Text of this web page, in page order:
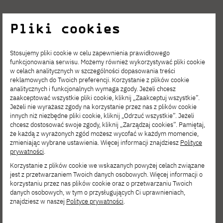
Zobacz inne
SIE 06, 2026
Pliki cookies
Stosujemy pliki cookie w celu zapewnienia prawidłowego
funkcjonowania serwisu. Możemy również wykorzystywać pliki cookie
w celach analitycznych w szczególności dopasowania treści
reklamowych do Twoich preferencji. Korzystanie z plików cookie
analitycznych i funkcjonalnych wymaga zgody. Jeżeli chcesz
zaakceptować wszystkie pliki cookie, kliknij „Zaakceptuj wszystkie”.
Jeżeli nie wyrażasz zgody na korzystanie przez nas z plików cookie
innych niż niezbędne pliki cookie, kliknij „Odrzuć wszystkie”. Jeżeli
chcesz dostosować swoje zgody, kliknij „Zarządzaj cookies”. Pamiętaj,
że każdą z wyrażonych zgód możesz wycofać w każdym momencie,
zmieniając wybrane ustawienia. Więcej informacji znajdziesz Polityce
prywatności.
Korzystanie z plików cookie we wskazanych powyżej celach związane
jest z przetwarzaniem Twoich danych osobowych. Więcej informacji o
korzystaniu przez nas plików cookie oraz o przetwarzaniu Twoich
danych osobowych, w tym o przysługujących Ci uprawnieniach,
znajdziesz w naszej Polityce prywatności.